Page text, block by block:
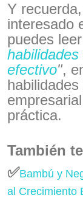
Y
interesado
puedes
efectivo",
práctica.
También
✅Bambú y
al Crecimiento